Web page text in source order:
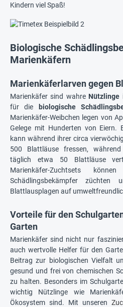
Kindern viel Spaß!
Biologische
Marienkäfern
Marienkäferlarven gegen
Marienkäfer sind wahre Nützlinge
für die
biologische
Marienkäfer-Weibchen legen von
Gelege mit Hunderten von Eiern.
kann während ihrer circa
500 Blattläuse fressen,
täglich etwa 50 Blattläuse
Marienkäfer-Zuchtsets
Schädlingsbekämpfer
Blattlausplagen auf
Vorteile für den
Garten
Marienkäfer sind nicht nur
auch wertvolle Helfer für den
Beitrag zur biologischen Vielfalt
gesund und frei von chemischen
zu halten. Besonders im
wichtig Nützlinge wie
Ökosystem sind. Mit unseren